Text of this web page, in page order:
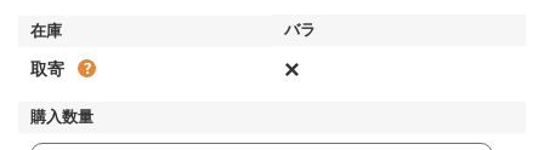
取寄 ×